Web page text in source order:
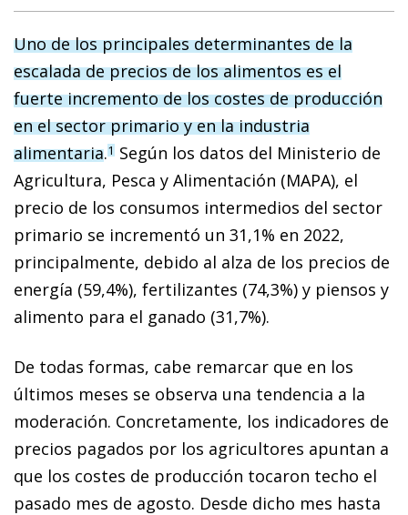
Uno de los principales determinantes de la
escalada de precios de los alimentos es el
fuerte incremento de los costes de producción
en el sector primario y en la industria
alimentaria.1 Según los datos del Ministerio de
Agricultura, Pesca y Alimentación (MAPA), el
precio de los consumos intermedios del sector
primario se incrementó un 31,1% en 2022,
principalmente, debido al alza de los precios de
energía (59,4%), fertilizantes (74,3%) y piensos y
alimento para el ganado (31,7%).
De todas formas, cabe remarcar que en los
últimos meses se observa una tendencia a la
moderación. Concretamente, los indicadores de
precios pagados por los agricultores apuntan a
que los costes de producción tocaron techo el
pasado mes de agosto. Desde dicho mes hasta